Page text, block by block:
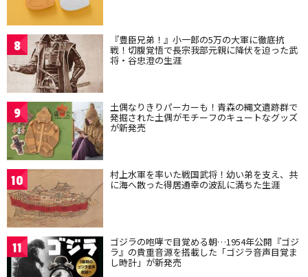
8 『豊臣兄弟！』小一郎の5万の大軍に徹底抗
戦！切腹覚悟で長宗我部元親に降伏を迫った武
将・谷忠澄の生涯
9 土偶なりきりパーカーも！青森の縄文遺跡群で
発掘された土偶がモチーフのキュートなグッズ
が新発売
10 村上水軍を率いた戦国武将！幼い弟を支え、共
に海へ散った得居通幸の波乱に満ちた生涯
11 ゴジラの咆哮で目覚める朝…1954年公開『ゴジ
ラ』の貴重音源を搭載した「ゴジラ音声目覚ま
し時計」が新発売